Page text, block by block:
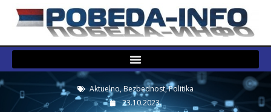
Aktuelno,Bezbednost,Politika
23.10.2023.